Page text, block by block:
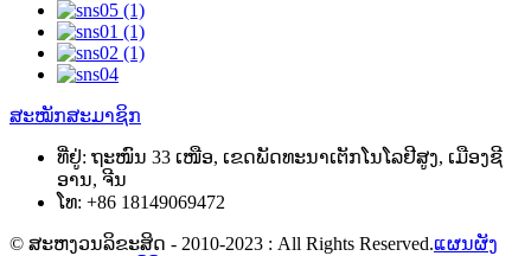
ສະໝັກສະມາຊິກ
ທີ່ຢູ່: ຖະໜົນ 33 ເໜືອ, ເຂດພັດທະນາເຕັກໂນໂລຢີສູງ, ເມືອງຊີ
ອານ, ຈີນ
ໂທ: +86 18149069472
© ສະຫງວນລິຂະສິດ - 2010-2023 : All Rights Reserved.ແຜນຜັງ